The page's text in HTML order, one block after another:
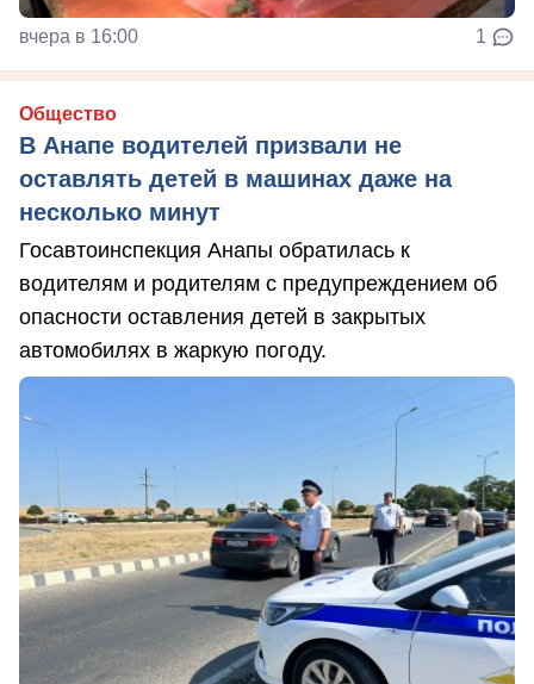
вчера в 16:00 1
Общество
В Анапе водителей призвали не
оставлять детей в машинах даже на
несколько минут
Госавтоинспекция Анапы обратилась к
водителям и родителям с предупреждением об
опасности оставления детей в закрытых
автомобилях в жаркую погоду.